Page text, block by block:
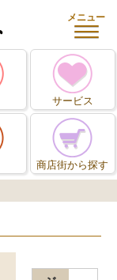
メニュー
サービス
商店街から探す